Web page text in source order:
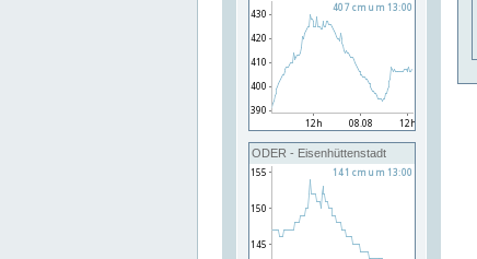
ODER - Eisenhüttenstadt